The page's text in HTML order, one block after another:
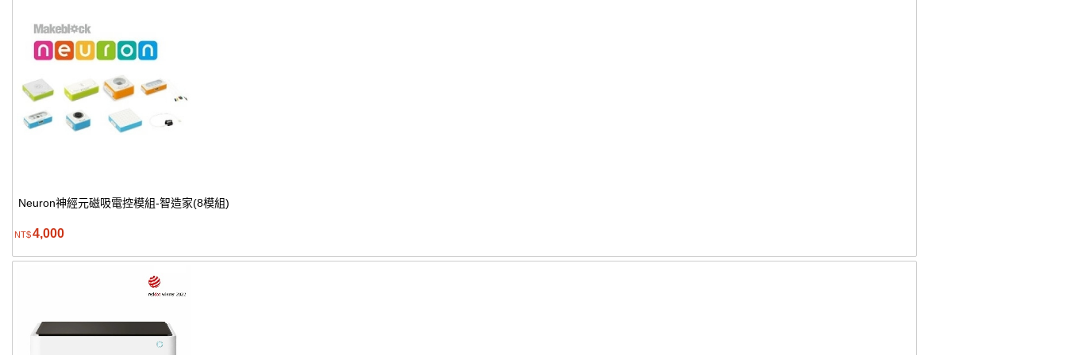
Neuron神經元磁吸電控模組-智造家(8模組)
NT$4,000